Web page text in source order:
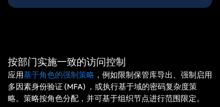
按部门实施一致的访问控制
应用基于角色的强制策略 ，例如限制保管库导出、强制启用
多因素身份验证 (MFA) ，或执行基于域的密码复杂度策
略。策略按角色分配，并可基于组织节点进行范围限定。